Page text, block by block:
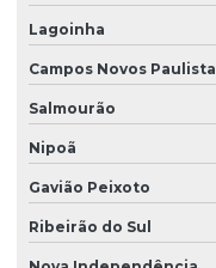
Lagoinha
Campos Novos Paulista
Salmourão
Nipoã
Gavião Peixoto
Ribeirão do Sul